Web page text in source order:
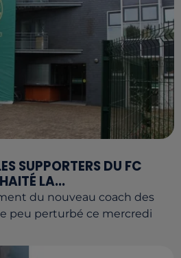
SUPPORTERS DU FC
LA...
du nouveau coach des
peu perturbé ce mercredi